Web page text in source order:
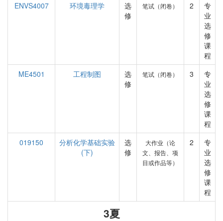
ENVS4007
环境毒理学
选
修
笔试（闭卷） 2
专
业
选
修
课
程
ME4501
工程制图
选
修
笔试（闭卷） 3
专
业
选
修
课
程
019150
分析化学基础实验
(下)
选
修
大作业（论
文、报告、项
目或作品等）
2
专
业
选
修
课
程
3夏